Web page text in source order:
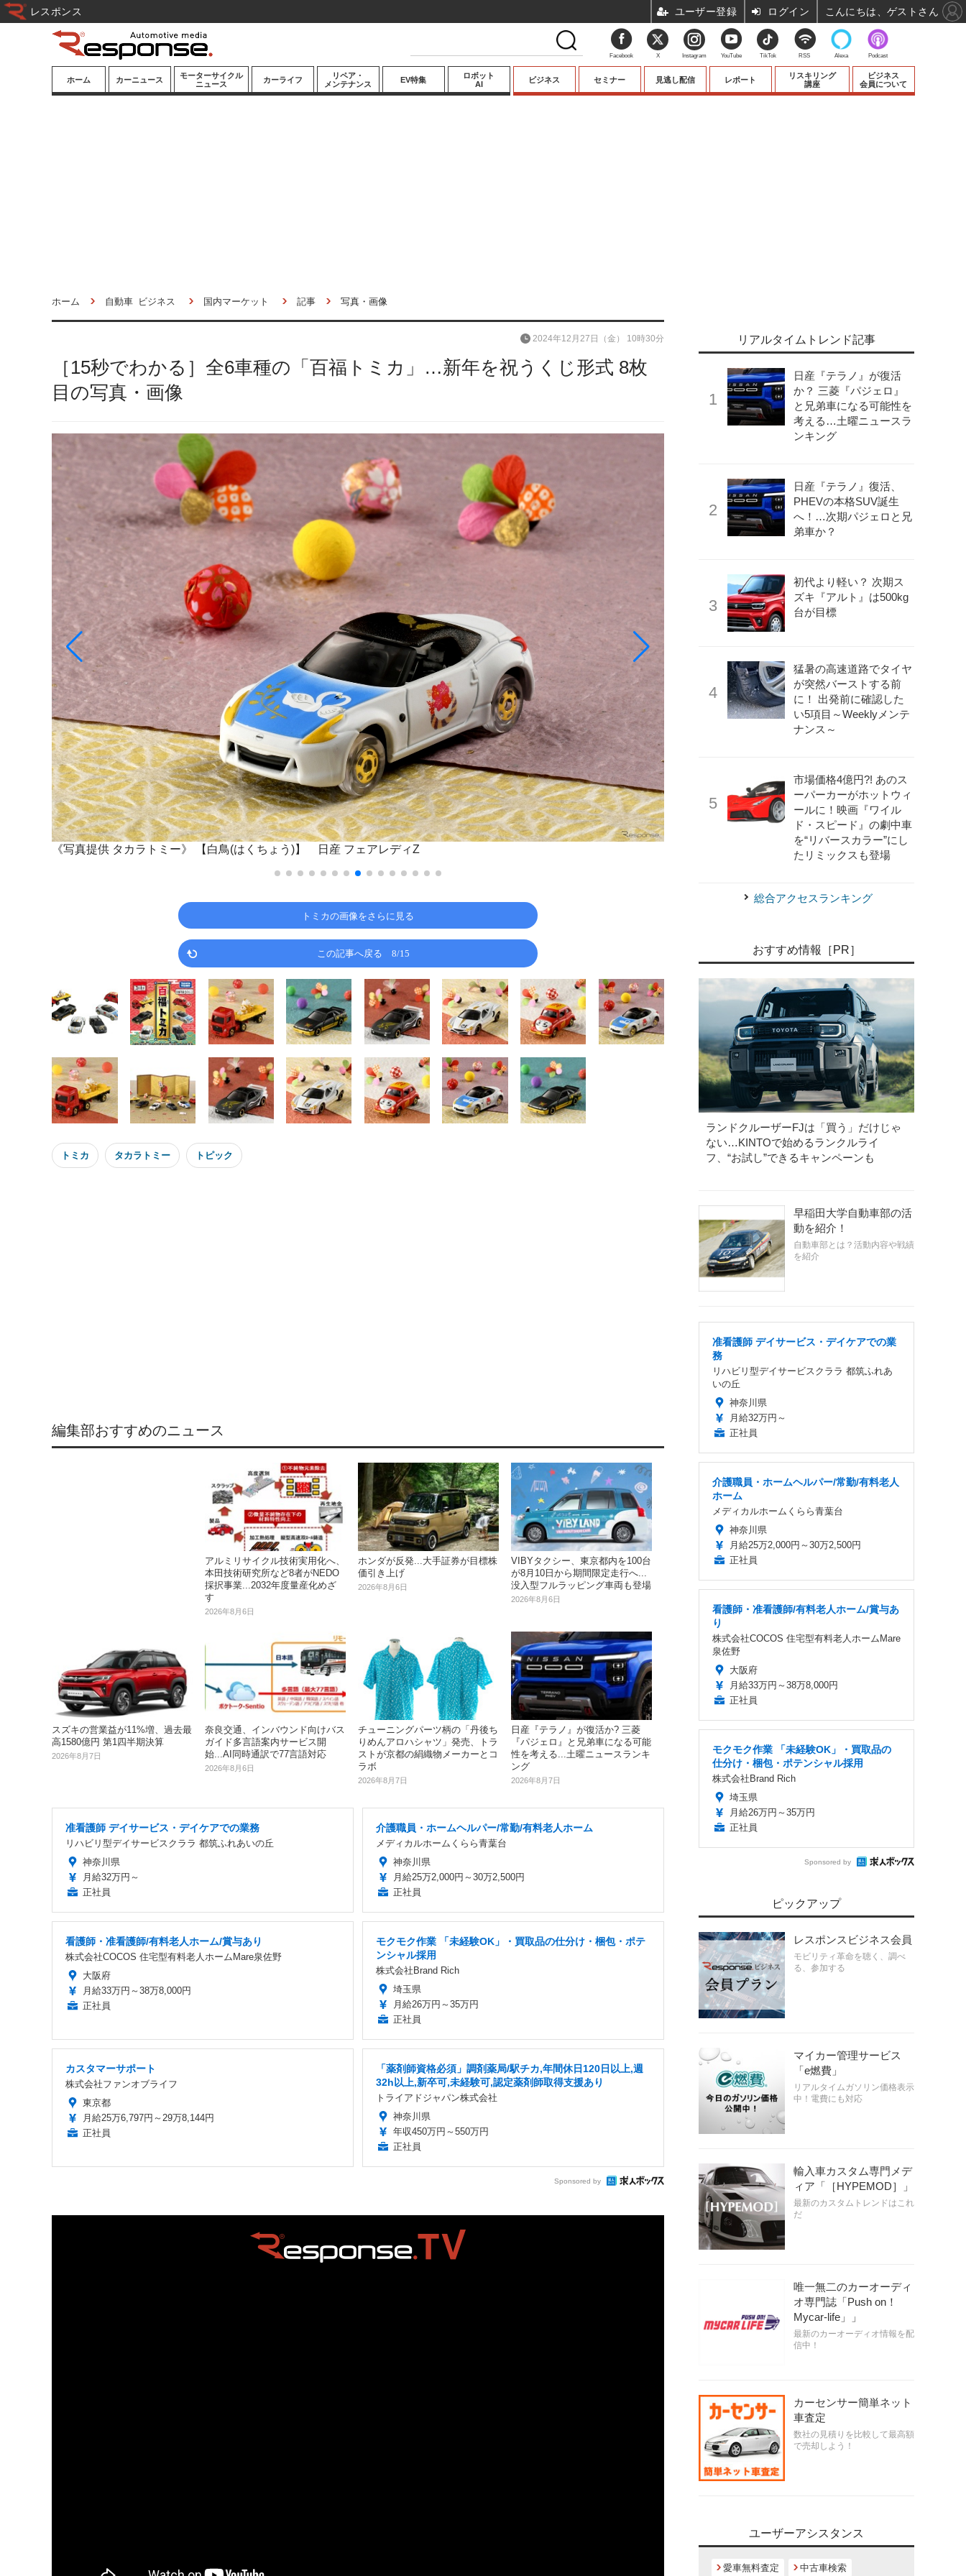
ホーム カーニュース
モーターサイクル
ニュース
カーライフ
リペア・
メンテナンス
EV特集
ロボット
AI
ビジネス セミナー 見逃し配信 レポート
リスキリング
講座
ビジネス
会員について
ホーム 自動車 ビジネス 国内マーケット 記事 写真・画像
［15秒でわかる］全6車種の「百福トミカ」…新年を祝うくじ形式 8枚
目の写真・画像
2024年12月27日（金） 10時30分
《写真提供 タカラトミー》 【白鳥(はくちょう)】 日産 フェアレディZ 《写真提供 タカラトミー》 【熊猫(ぱんだ)】 日野プロ
トミカの画像をさらに見る
この記事へ戻る 8/15
トミカ タカラトミー トピック
編集部おすすめのニュース
アルミリサイクル技術実用化へ、
本田技術研究所など8者がNEDO
採択事業...2032年度量産化めざ
す
2026年8月6日
ホンダが反発...大手証券が目標株
価引き上げ
2026年8月6日
VIBYタクシー、東京都内を100台
が8月10日から期間限定走行へ...
没入型フルラッピング車両も登場
2026年8月6日
スズキの営業益が11%増、過去最
高1580億円 第1四半期決算
2026年8月7日
奈良交通、インバウンド向けバス
ガイド多言語案内サービス開
始...AI同時通訳で77言語対応
2026年8月6日
チューニングパーツ柄の「丹後ち
りめんアロハシャツ」発売、トラ
ストが京都の絹織物メーカーとコ
ラボ
2026年8月7日
日産『テラノ』が復活か? 三菱
『パジェロ』と兄弟車になる可能
性を考える...土曜ニュースランキ
ング
2026年8月7日
准看護師 デイサービス・デイケアでの業務
リハビリ型デイサービスクララ 都筑ふれあいの丘
神奈川県
月給32万円～
正社員
介護職員・ホームヘルパー/常勤/有料老人ホーム
メディカルホームくらら青葉台
神奈川県
月給25万2,000円～30万2,500円
正社員
看護師・准看護師/有料老人ホーム/賞与あり
株式会社COCOS 住宅型有料老人ホームMare泉佐野
大阪府
月給33万円～38万8,000円
正社員
モクモク作業 「未経験OK」・買取品の仕分け・梱包・ポテ
ンシャル採用
株式会社Brand Rich
埼玉県
月給26万円～35万円
正社員
カスタマーサポート
株式会社ファンオブライフ
東京都
月給25万6,797円～29万8,144円
正社員
「薬剤師資格必須」調剤薬局/駅チカ,年間休日120日以上,週
32h以上,新卒可,未経験可,認定薬剤師取得支援あり
トライアドジャパン株式会社
神奈川県
年収450万円～550万円
正社員
Sponsored by
リアルタイムトレンド記事
日産『テラノ』が復活
か？ 三菱『パジェロ』
と兄弟車になる可能性を
考える…土曜ニュースラ
ンキング
日産『テラノ』復活、
PHEVの本格SUV誕生
へ！…次期パジェロと兄
弟車か？
初代より軽い？ 次期ス
ズキ『アルト』は500kg
台が目標
猛暑の高速道路でタイヤ
が突然バーストする前
に！ 出発前に確認した
い5項目～Weeklyメンテ
ナンス～
市場価格4億円?! あのス
ーパーカーがホットウィ
ールに！映画『ワイル
ド・スピード』の劇中車
を“リバースカラー”にし
たリミックスも登場
総合アクセスランキング
おすすめ情報［PR］
ランドクルーザーFJは「買う」だけじゃ
ない…KINTOで始めるランクルライ
フ、“お試し”できるキャンペーンも
早稲田大学自動車部の活
動を紹介！
自動車部とは？活動内容や戦績
を紹介
准看護師 デイサービス・デイケアでの業
務
リハビリ型デイサービスクララ 都筑ふれあ
いの丘
神奈川県
月給32万円～
正社員
介護職員・ホームヘルパー/常勤/有料老人
ホーム
メディカルホームくらら青葉台
神奈川県
月給25万2,000円～30万2,500円
正社員
看護師・准看護師/有料老人ホーム/賞与あ
り
株式会社COCOS 住宅型有料老人ホームMare
泉佐野
大阪府
月給33万円～38万8,000円
正社員
モクモク作業 「未経験OK」・買取品の
仕分け・梱包・ポテンシャル採用
株式会社Brand Rich
埼玉県
月給26万円～35万円
正社員
Sponsored by
ピックアップ
レスポンスビジネス会員
モビリティ革命を聴く、調べ
る、参加する
マイカー管理サービス
「e燃費」
リアルタイムガソリン価格表示
中！電費にも対応
輸入車カスタム専門メデ
ィア「［HYPEMOD］」
最新のカスタムトレンドはこれ
だ
唯一無二のカーオーディ
オ専門誌「Push on！
Mycar-life」」
最新のカーオーディオ情報を配
信中！
カーセンサー簡単ネット
車査定
数社の見積りを比較して最高額
で売却しよう！
ユーザーアシスタンス
愛車無料査定 中古車検索
Facebook X Instagram YouTube TikTok RSS Alexa Podcast
レスポンス ユーザー登録 ログイン こんにちは、ゲストさん